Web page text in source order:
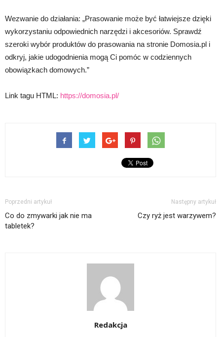
Wezwanie do działania: „Prasowanie może być łatwiejsze dzięki
wykorzystaniu odpowiednich narzędzi i akcesoriów. Sprawdź
szeroki wybór produktów do prasowania na stronie Domosia.pl i
odkryj, jakie udogodnienia mogą Ci pomóc w codziennych
obowiązkach domowych.”
Link tagu HTML: https://domosia.pl/
Poprzedni artykuł
Co do zmywarki jak nie ma
tabletek?
Następny artykuł
Czy ryż jest warzywem?
Redakcja